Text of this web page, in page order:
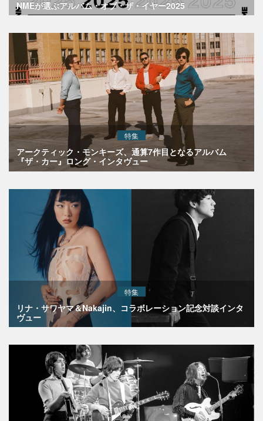
NMEが選ぶアルバム・オブ・ザ・イヤー2025
特集
アークティック・モンキーズ、通算7作目となるアルバム
『ザ・カー』ロング・インタヴュー
特集
リナ・サワヤマ＆Nakajin、コラボレーション記念対談インタ
ヴュー